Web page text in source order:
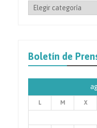
Filtrar
Prensa
Boletín de
L M X